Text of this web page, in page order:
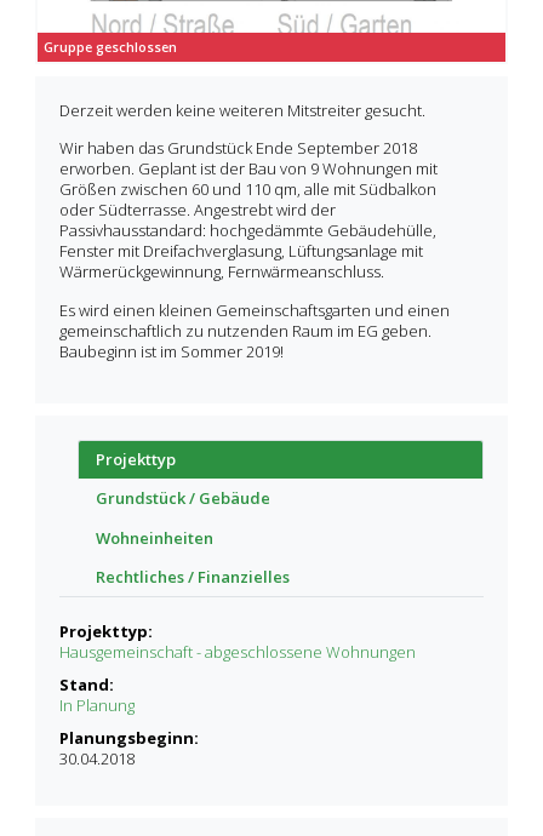
Gruppe geschlossen
Derzeit werden keine weiteren Mitstreiter gesucht.
Wir haben das Grundstück Ende September 2018
erworben. Geplant ist der Bau von 9 Wohnungen mit
Größen zwischen 60 und 110 qm, alle mit Südbalkon
oder Südterrasse. Angestrebt wird der
Passivhausstandard: hochgedämmte Gebäudehülle,
Fenster mit Dreifachverglasung, Lüftungsanlage mit
Wärmerückgewinnung, Fernwärmeanschluss.
Es wird einen kleinen Gemeinschaftsgarten und einen
gemeinschaftlich zu nutzenden Raum im EG geben.
Baubeginn ist im Sommer 2019!
Projekttyp
Grundstück / Gebäude
Wohneinheiten
Rechtliches / Finanzielles
Projekttyp:
Hausgemeinschaft - abgeschlossene Wohnungen
Stand:
In Planung
Planungsbeginn:
30.04.2018